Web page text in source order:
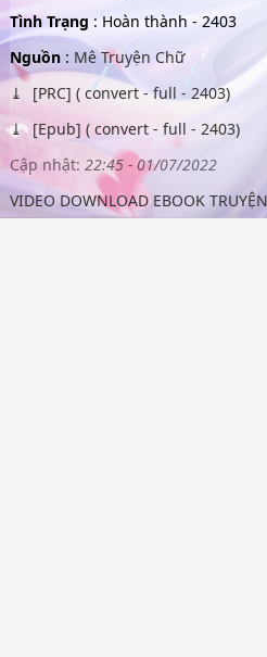
Tình Trạng : Hoàn thành - 2403
Nguồn: Mê Truyện Chữ
[PRC] ( convert - full - 2403)
[Epub] ( convert - full - 2403)
Cập nhật: 22:45 - 01/07/2022
VIDEO DOWNLOAD EBOOK TRUYỆN